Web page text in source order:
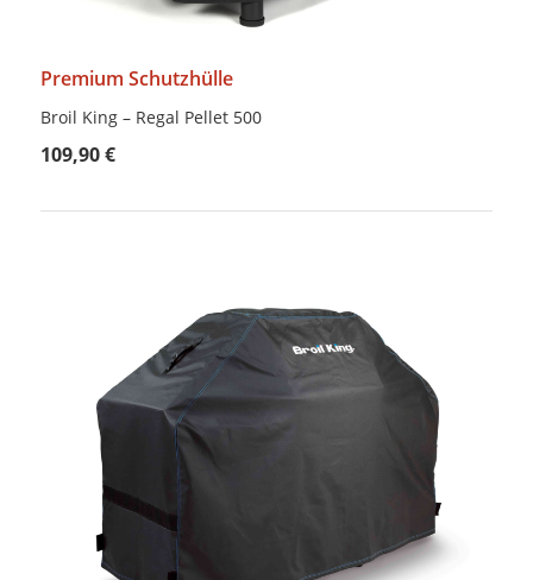
Premium Schutzhülle
Broil King – Regal Pellet 500
109,90 €